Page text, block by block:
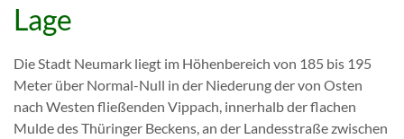
Lage
Die Stadt Neumark liegt im Höhenbereich von 185 bis 195
Meter über Normal-Null in der Niederung der von Osten
nach Westen fließenden Vippach, innerhalb der flachen
Mulde des Thüringer Beckens, an der Landesstraße zwischen